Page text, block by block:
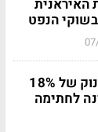
האיראנית
הנפט
ברנט סביב 82 דולר אחרי זינוק של 18%
לחתימה